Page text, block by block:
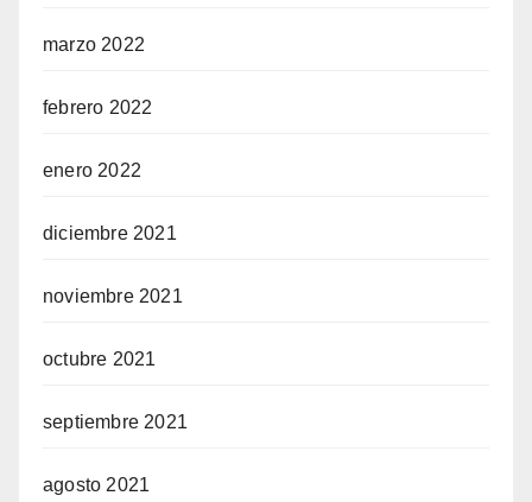
marzo 2022
febrero 2022
enero 2022
diciembre 2021
noviembre 2021
octubre 2021
septiembre 2021
agosto 2021